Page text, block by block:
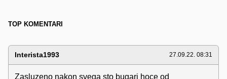
TOP KOMENTARI
Interista1993 27.09.22. 08:31
Zasluzeno nakon svega sto bugari hoce od